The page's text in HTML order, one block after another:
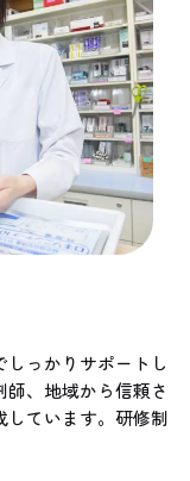
っかりサポートし
、地域から信頼さ
しています。研修制